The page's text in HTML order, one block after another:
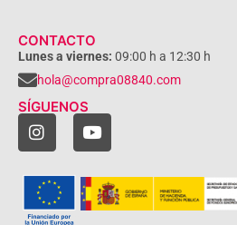
CONTACTO
Lunes a viernes: 09:00 h a 12:30 h
hola@compra08840.com
SÍGUENOS